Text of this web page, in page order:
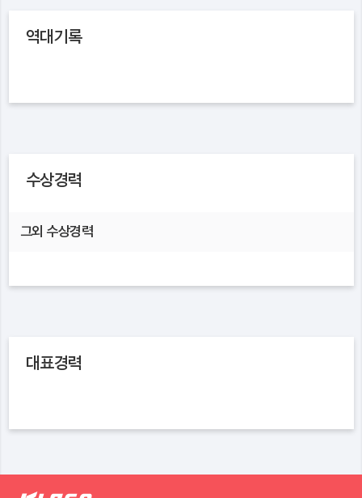
역대기록
수상경력
그외 수상경력
대표경력